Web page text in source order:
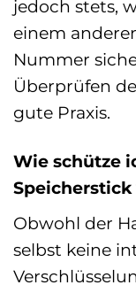
jedoch stets,
einem
Nummer
Überprüfen
gute Praxis.
Wie schütze
Obwohl der
selbst keine